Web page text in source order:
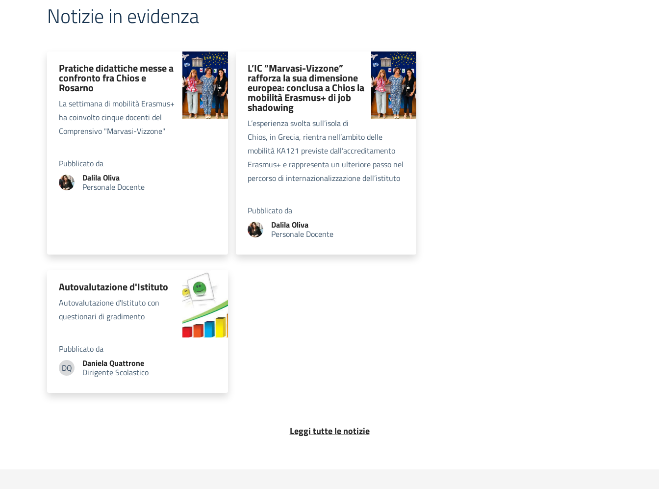
Notizie in evidenza
Pratiche didattiche messe a
confronto fra Chios e
Rosarno
La settimana di mobilità Erasmus+
ha coinvolto cinque docenti del
Comprensivo "Marvasi-Vizzone"
Pubblicato da
DalilaOliva
Personale Docente
L’IC “Marvasi-Vizzone”
rafforza la sua dimensione
europea: conclusa a Chios la
mobilità Erasmus+ di job
shadowing
L’esperienza svolta sull’isola di
Chios, in Grecia, rientra nell’ambito delle
mobilità KA121 previste dall’accreditamento
Erasmus+ e rappresenta un ulteriore passo nel
percorso di internazionalizzazione dell’istituto
Pubblicato da
DalilaOliva
Personale Docente
Autovalutazione d'Istituto
Autovalutazione d'Istituto con
questionari di gradimento
Pubblicato da
DQDaniela Quattrone
DanielaQuattrone
Dirigente Scolastico
Leggi tutte le notizie